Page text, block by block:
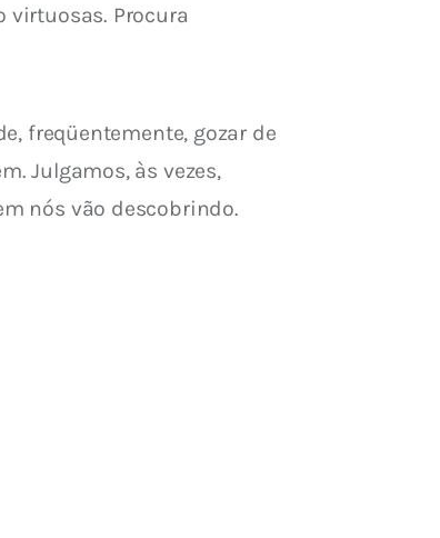
virtuosas. Procura
freqüentemente, gozar de
Julgamos, às vezes,
nós vão descobrindo.